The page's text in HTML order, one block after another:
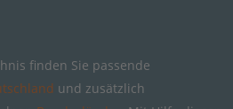
finden Sie passende
und zusätzlich